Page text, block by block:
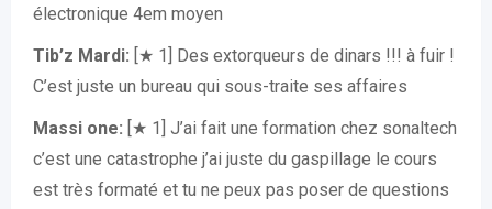
électronique 4em moyen
Tib’z Mardi: [★ 1] Des extorqueurs de dinars !!! à fuir !
C’est juste un bureau qui sous-traite ses affaires
Massi one: [★ 1] J’ai fait une formation chez sonaltech
c’est une catastrophe j’ai juste du gaspillage le cours
est très formaté et tu ne peux pas poser de questions